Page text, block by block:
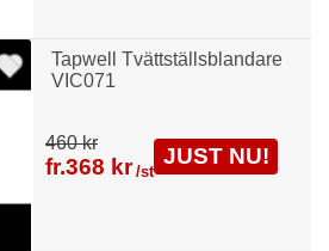
Tapwell Tvättställsblandare
VIC071
460 kr
fr.368 kr /st
JUST NU!